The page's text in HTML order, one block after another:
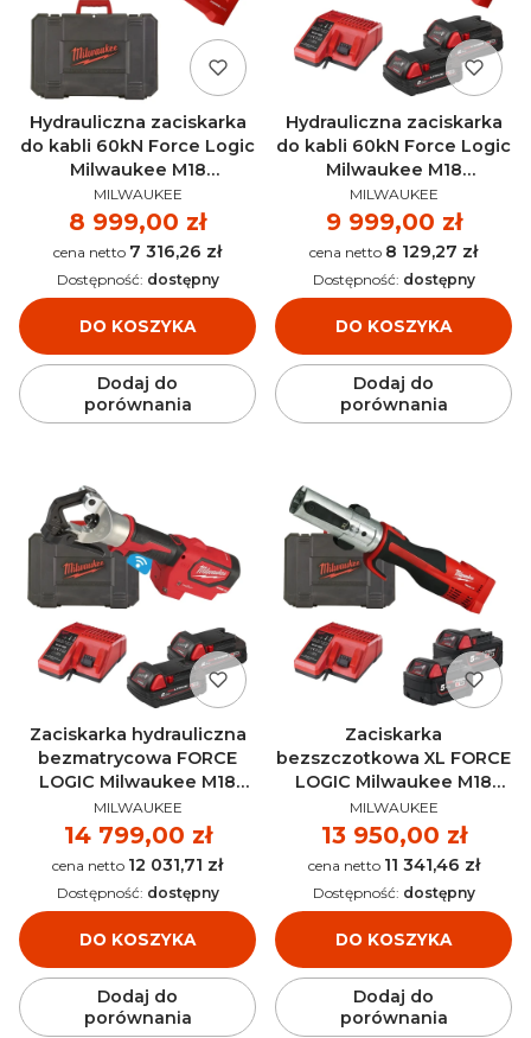
Hydrauliczna zaciskarka
do kabli 60kN Force Logic
Milwaukee M18
ONEHCCT60-0C AKU 18V
(bez aku) - 4933479683
PRODUCENT
MILWAUKEE
Cena
8 999,00 zł
Cena 7 316,26 zł
DO KOSZYKA
Dostępność: dostępny
Dodaj do
porównania
Hydrauliczna zaciskarka
do kabli 60kN Force Logic
Milwaukee M18
ONEHCCT60-202C AKU
18V (bez aku) -
4933479684
PRODUCENT
MILWAUKEE
Cena
9 999,00 zł
Cena 8 129,27 zł
DO KOSZYKA
Dostępność: dostępny
Dodaj do
porównania
Zaciskarka hydrauliczna
bezmatrycowa FORCE
LOGIC Milwaukee M18
HDCT-202C AKU 18V (2x
2.0 Ah) - 4933471950
PRODUCENT
MILWAUKEE
Cena
14 799,00 zł
Cena 12 031,71 zł
DO KOSZYKA
Dostępność: dostępny
Dodaj do
porównania
Zaciskarka
bezszczotkowa XL FORCE
LOGIC Milwaukee M18
BLHPTXL-502P AKU 18V
(2x 5.0 Ah) - 4933479441
PRODUCENT
MILWAUKEE
Cena
13 950,00 zł
Cena 11 341,46 zł
DO KOSZYKA
Dostępność: dostępny
Dodaj do
porównania